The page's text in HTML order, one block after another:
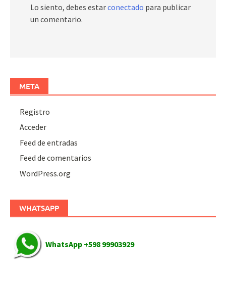
Lo siento, debes estarconectado para publicar
un comentario.
META
Registro
Acceder
Feed de entradas
Feed de comentarios
WordPress.org
WHATSAPP
WhatsApp +598 99903929